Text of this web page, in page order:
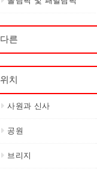
다른
위치
사원과 신사
공원
브리지